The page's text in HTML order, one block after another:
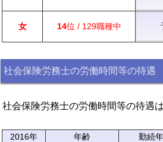
女 14位 / 129職種中
社会保険労務士の労働時間等の待遇
社会保険労務士の労働時間等の待遇
2016年 年齢 勤続